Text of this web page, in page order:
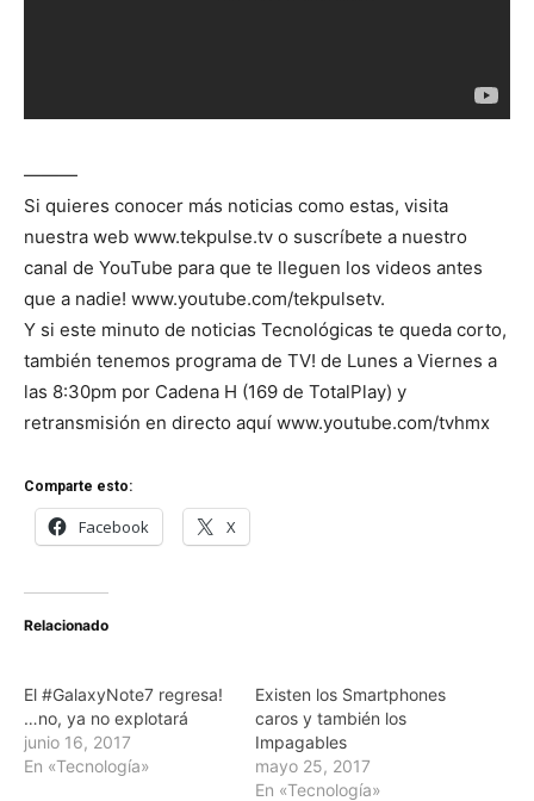
———
Si quieres conocer más noticias como estas, visita
nuestra web www.tekpulse.tv o suscríbete a nuestro
canal de YouTube para que te lleguen los videos antes
que a nadie! www.youtube.com/tekpulsetv.
Y si este minuto de noticias Tecnológicas te queda corto,
también tenemos programa de TV! de Lunes a Viernes a
las 8:30pm por Cadena H (169 de TotalPlay) y
retransmisión en directo aquí www.youtube.com/tvhmx
Comparte esto:
Facebook X
Relacionado
El #GalaxyNote7 regresa!
…no, ya no explotará
junio 16, 2017
En «Tecnología»
Existen los Smartphones
caros y también los
Impagables
mayo 25, 2017
En «Tecnología»